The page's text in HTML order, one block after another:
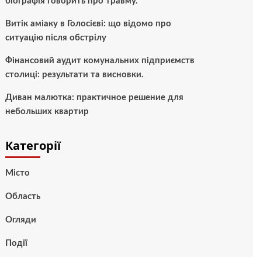
Витік аміаку в Голосієві: що відомо про
ситуацію після обстрілу
Фінансовий аудит комунальних підприємств
столиці: результати та висновки.
Диван малютка: практичное решение для
небольших квартир
Категорії
Місто
Область
Огляди
Події